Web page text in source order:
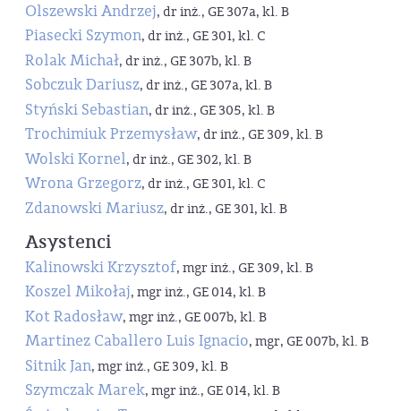
Olszewski Andrzej, dr inż., GE 307a, kl. B
Piasecki Szymon, dr inż., GE 301, kl. C
Rolak Michał, dr inż., GE 307b, kl. B
Sobczuk Dariusz, dr inż., GE 307a, kl. B
Styński Sebastian, dr inż., GE 305, kl. B
Trochimiuk Przemysław, dr inż., GE 309, kl. B
Wolski Kornel, dr inż., GE 302, kl. B
Wrona Grzegorz, dr inż., GE 301, kl. C
Zdanowski Mariusz, dr inż., GE 301, kl. B
Asystenci
Kalinowski Krzysztof, mgr inż., GE 309, kl. B
Koszel Mikołaj, mgr inż., GE 014, kl. B
Kot Radosław, mgr inż., GE 007b, kl. B
Martinez Caballero Luis Ignacio, mgr, GE 007b, kl. B
Sitnik Jan, mgr inż., GE 309, kl. B
Szymczak Marek, mgr inż., GE 014, kl. B